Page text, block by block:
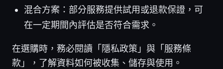
混合方案：部分服務提供試用或退款保證，可
在一定期間內評估是否符合需求。
在選購時，務必閱讀「隱私政策」與「服務條
款」，了解資料如何被收集、儲存與使用。